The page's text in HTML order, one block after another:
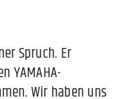
Spruch. Er
YAMAHA-
Wir haben uns